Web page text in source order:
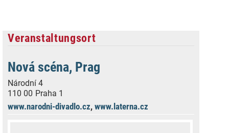
Veranstaltungsort
Nová scéna, Prag
Národní 4
110 00 Praha 1
www.narodni-divadlo.cz, www.laterna.cz